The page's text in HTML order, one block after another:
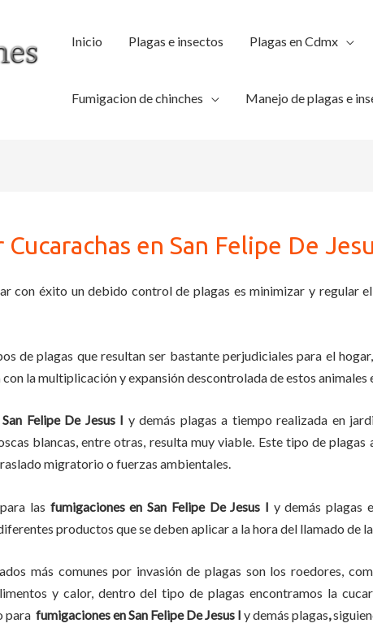
Inicio Plagas e insectos Plagas en Cdmx
Fumigacion de chinches Manejo de plagas e
en San Felipe De
con éxito un debido control de plagas es minimizar y regular
de plagas que resultan ser bastante perjudiciales para el
la multiplicación y expansión descontrolada de estos animales
San Felipe De Jesus I y demás plagas a tiempo realizada en
blancas, entre otras, resulta muy viable. Este tipo de
migratorio o fuerzas ambientales.
las fumigaciones en San Felipe De Jesus I y demás plagas
productos que se deben aplicar a la hora del llamado de
más comunes por invasión de plagas son los roedores,
y calor, dentro del tipo de plagas encontramos la
para fumigacionesenSan Felipe De Jesus I y demás plagas,